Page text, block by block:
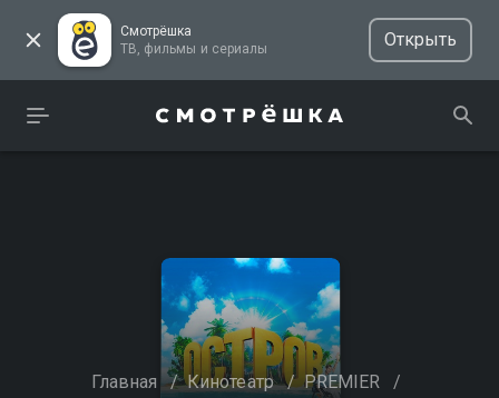
Смотрёшка
ТВ, фильмы и сериалы
Открыть
Главная / Кинотеатр / PREMIER /